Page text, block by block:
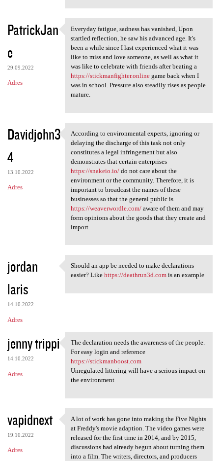
PatrickJan
e
29.09.2022
Adres
Everyday fatigue, sadness has
Everyday fatigue, sadness has vanished, Upon
startled reflection, he saw his advanced age. It's
been a while since I last experienced what it was
like to miss and love someone, as well as what it
was like to celebrate with friends after beating a
https://stickmanfighter.onlinegame back when I
was in school. Pressure also steadily rises as people
mature.
Davidjohn3
4
13.10.2022
Adres
According to environmental
According to environmental experts, ignoring or
delaying the discharge of this task not only
constitutes a legal infringement but also
demonstrates that certain enterprises
https://snakeio.io/do not care about the
environment or the community. Therefore, it is
important to broadcast the names of these
businesses so that the general public is
https://weaverwordle.com/aware of them and may
form opinions about the goods that they create and
import.
jordan
laris
14.10.2022
Adres
Should an app be needed to
Should an app be needed to make declarations
easier? Like https://deathrun3d.comis an example
jenny trippi
14.10.2022
Adres
The declaration needs the
The declaration needs the awareness of the people.
For easy login and reference
https://stickmanboost.com
Unregulated littering will have a serious impact on
the environment
vapidnext
19.10.2022
Adres
A lot of work has gone into
A lot of work has gone into making the Five Nights
at Freddy's movie adaption. The video games were
released for the first time in 2014, and by 2015,
discussions had already begun about turning them
into a film. The writers, directors, and producers